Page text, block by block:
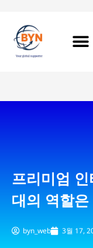
프리미엄
대의 역할은
byn_web 3월 17,